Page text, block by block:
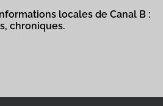
locales de Canal B :
chroniques.